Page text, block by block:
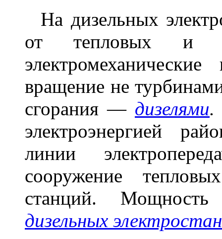
На дизельных
от тепловых и
вращение не
сгорания — дизелями.
электроэнергией
линии
сооружение
станций. Мощность
дизельных